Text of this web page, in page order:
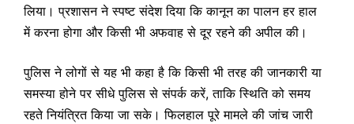
लिया। प्रशासन ने स्पष्ट संदेश दिया कि कानून का पालन हर हाल
में करना होगा और किसी भी अफवाह से दूर रहने की अपील की।
पुलिस ने लोगों से यह भी कहा है कि किसी भी तरह की जानकारी या
समस्या होने पर सीधे पुलिस से संपर्क करें, ताकि स्थिति को समय
रहते नियंत्रित किया जा सके। फिलहाल पूरे मामले की जांच जारी